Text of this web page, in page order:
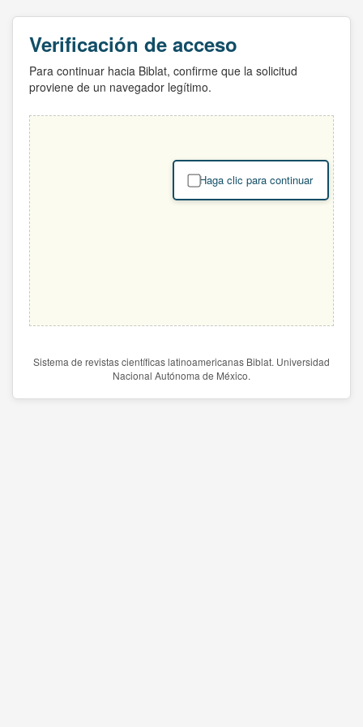
Verificación de acceso
Para continuar hacia Biblat, confirme que la solicitud
proviene de un navegador legítimo.
Haga clic para continuar
Sistema de revistas científicas latinoamericanas Biblat. Universidad
Nacional Autónoma de México.